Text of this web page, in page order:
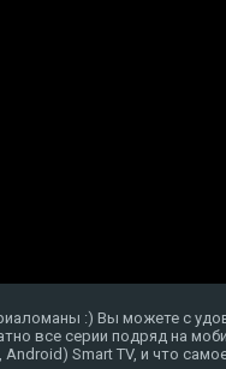
:) Вы можете с
все серии подряд на
Android) Smart TV, и что